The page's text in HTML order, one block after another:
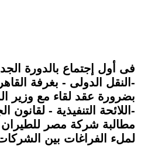
فى أول إجتماع بالدورة
-النقل الدولى - بغرفة
بضرورة عقد لقاء مع وزير
-اللائحة التنفيذية - لقانون
مطالبة شركة مصر للطيران
لملء الفراغات بين